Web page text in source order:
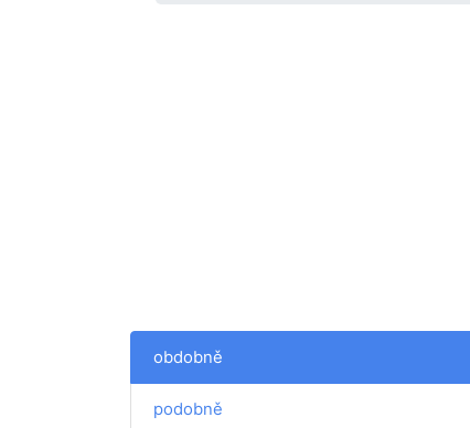
obdobně
podobně